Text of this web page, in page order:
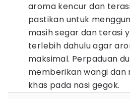
aroma kencur dan
pastikan untuk
masih segar dan terasi
terlebih dahulu agar
maksimal. Perpaduan
memberikan wangi dan
khas pada nasi gegok.